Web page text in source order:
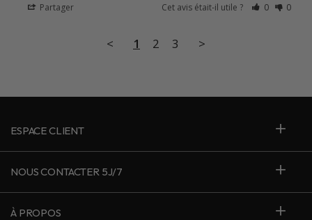
Partager Cet avis était-il utile ? 0 0
< 1 2 3 >
ESPACE CLIENT
NOUS CONTACTER 5J/7
À PROPOS